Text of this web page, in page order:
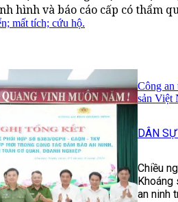
hình và báo cáo cấp có thẩm
mất tích; cứu hộ.
Công an
sản Việt
DÂN
Chiều
Khoáng
an ninh